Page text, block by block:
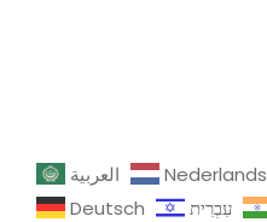
العربية Nederlands
Deutsch
עִבְרִית